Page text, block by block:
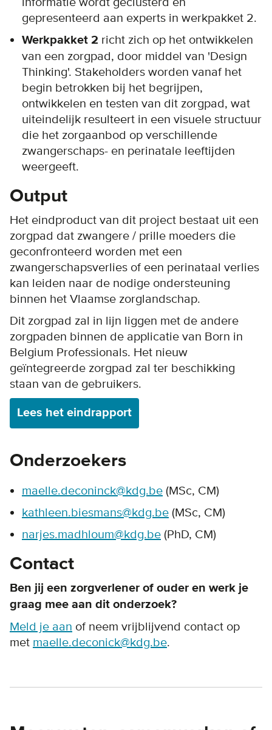
gepresenteerd aan experts in werkpakket 2.
Werkpakket 2 richt zich op het ontwikkelen
van een zorgpad, door middel van 'Design
Thinking'. Stakeholders worden vanaf het
begin betrokken bij het begrijpen,
ontwikkelen en testen van dit zorgpad, wat
uiteindelijk resulteert in een visuele structuur
die het zorgaanbod op verschillende
zwangerschaps- en perinatale leeftijden
weergeeft.
Output
Het eindproduct van dit project bestaat uit een
zorgpad dat zwangere / prille moeders die
geconfronteerd worden met een
zwangerschapsverlies of een perinataal verlies
kan leiden naar de nodige ondersteuning
binnen het Vlaamse zorglandschap.
Dit zorgpad zal in lijn liggen met de andere
zorgpaden binnen de applicatie van Born in
Belgium Professionals. Het nieuw
geïntegreerde zorgpad zal ter beschikking
staan van de gebruikers.
Lees het eindrapport
Onderzoekers
maelle.deconinck@kdg.be (MSc, CM)
kathleen.biesmans@kdg.be (MSc, CM)
narjes.madhloum@kdg.be (PhD, CM)
Contact
Ben jij een zorgverlener of ouder en werk je
graag mee aan dit onderzoek?
Meld je aan of neem vrijblijvend contact op
met maelle.deconick@kdg.be.